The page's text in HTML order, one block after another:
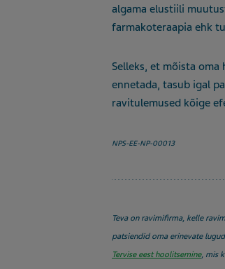
algama elustiili
farmakoteraapia ehk
Selleks, et mõista
ennetada, tasub igal
ravitulemused kõige
NPS-EE-NP-00013
Teva on ravimifirma, kelle
patsiendid oma erinevate
Tervise eest hoolitsemine, mis